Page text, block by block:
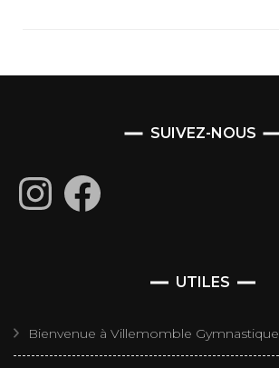
SUIVEZ-NOUS
InstagramFacebook
UTILES
Bienvenue à Villemomble Gymnastique